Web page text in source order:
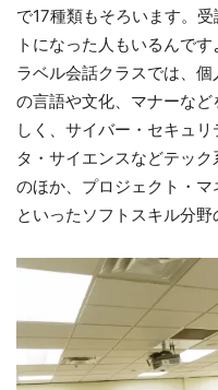
で17種類もそろいます。
トになった人もいるんで
ラベル会話クラスでは、
の言語や文化、マナーな
しく、サイバー・セキュ
タ・サイエンスなどテッ
のほか、プロジェクト・
といったソフトスキル分野